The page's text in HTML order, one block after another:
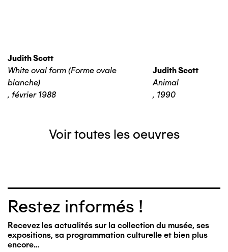
Judith Scott
White oval form (Forme ovale
blanche)
, février 1988
Judith Scott
Animal
, 1990
Voir toutes les oeuvres
Restez informés !
Recevez les actualités sur la collection du musée, ses
expositions, sa programmation culturelle et bien plus
encore…